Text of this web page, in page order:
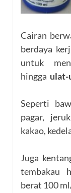
Cairan
berdaya
untuk
hingga ulat-
Seperti
pagar,
kakao,
Juga
tembakau
berat 100